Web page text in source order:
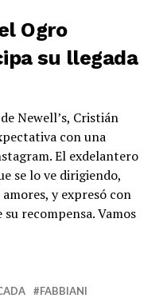
Ogro
su llegada
Newell’s, Cristián
con una
El exdelantero
se lo ve dirigiendo,
y expresó con
recompensa. Vamos
FABBIANI